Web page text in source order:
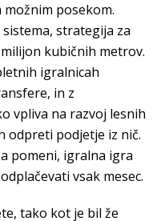
posekom.
strategija za
kubičnih metrov.
igralnicah
in z
vpliva na razvoj lesnih
odpreti podjetje iz nič.
pomeni, igralna igra
vsak mesec.
tako kot je bil že